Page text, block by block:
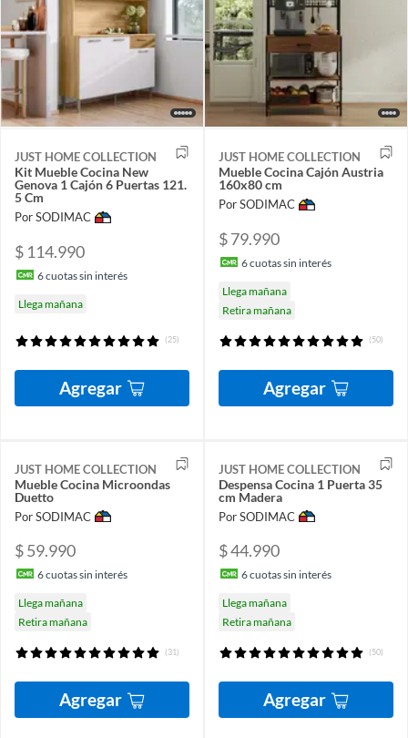
JUST HOME COLLECTION
Kit Mueble Cocina New
Genova 1 Cajón 6 Puertas 121.
5 Cm
Por SODIMAC
$ 114.990
6cuotas sin interés
Llega mañana
(25)
Agregar
JUST HOME COLLECTION
Mueble Cocina Cajón Austria
160x80 cm
Por SODIMAC
$ 79.990
6cuotas sin interés
Llega mañana
Retira mañana
(50)
Agregar
JUST HOME COLLECTION
Mueble Cocina Microondas
Duetto
Por SODIMAC
$ 59.990
6cuotas sin interés
Llega mañana
Retira mañana
(31)
Agregar
JUST HOME COLLECTION
Despensa Cocina 1 Puerta 35
cm Madera
Por SODIMAC
$ 44.990
6cuotas sin interés
Llega mañana
Retira mañana
(50)
Agregar